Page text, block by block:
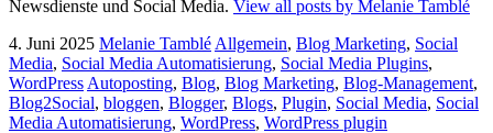
Newsdienste und Social Media. View all posts by Melanie Tamblé
4. Juni 2025 Melanie Tamblé Allgemein, Blog Marketing, Social
Media, Social Media Automatisierung, Social Media Plugins,
WordPress Autoposting, Blog, Blog Marketing, Blog-Management,
Blog2Social, bloggen, Blogger, Blogs, Plugin, Social Media, Social
Media Automatisierung, WordPress, WordPress plugin